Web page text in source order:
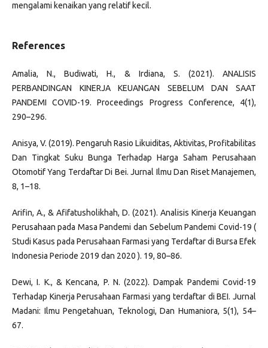
mengalami kenaikan yang relatif kecil.
References
Amalia, N., Budiwati, H., & Irdiana, S. (2021). ANALISIS
PERBANDINGAN KINERJA KEUANGAN SEBELUM DAN SAAT
PANDEMI COVID-19. Proceedings Progress Conference, 4(1),
290–296.
Anisya, V. (2019). Pengaruh Rasio Likuiditas, Aktivitas, Profitabilitas
Dan Tingkat Suku Bunga Terhadap Harga Saham Perusahaan
Otomotif Yang Terdaftar Di Bei. Jurnal Ilmu Dan Riset Manajemen,
8, 1–18.
Arifin, A., & Afifatusholikhah, D. (2021). Analisis Kinerja Keuangan
Perusahaan pada Masa Pandemi dan Sebelum Pandemi Covid-19 (
Studi Kasus pada Perusahaan Farmasi yang Terdaftar di Bursa Efek
Indonesia Periode 2019 dan 2020 ). 19, 80–86.
Dewi, I. K., & Kencana, P. N. (2022). Dampak Pandemi Covid-19
Terhadap Kinerja Perusahaan Farmasi yang terdaftar di BEI. Jurnal
Madani: Ilmu Pengetahuan, Teknologi, Dan Humaniora, 5(1), 54–
67.